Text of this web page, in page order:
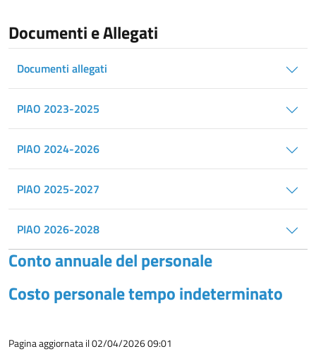
Documenti e Allegati
Documenti allegati
PIAO 2023-2025
PIAO 2024-2026
PIAO 2025-2027
PIAO 2026-2028
Conto annuale del personale
Costo personale tempo indeterminato
Pagina aggiornata il 02/04/2026 09:01